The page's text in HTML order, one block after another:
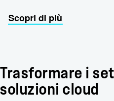
Scopri di più
Trasformare i
soluzioni cloud